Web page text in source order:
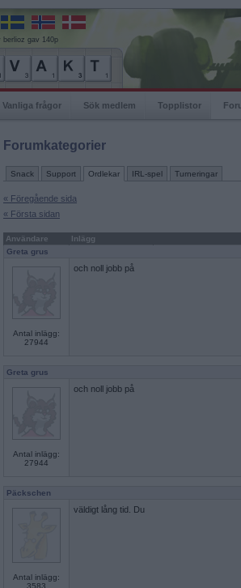
berlioz gav 140p
Vanliga frågor Sök medlem Topplistor
Forumkategorier
Snack Support Ordlekar IRL-spel Turneringar
« Föregående sida
« Första sidan
Användare
Inlägg
Greta grus
Antal inlägg:
27944
och noll jobb på
Greta grus
Antal inlägg:
27944
och noll jobb på
Päckschen
Antal inlägg:
3583
väldigt lång tid. Du